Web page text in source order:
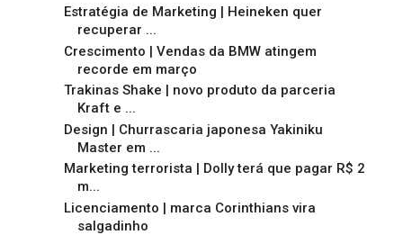
Estratégia de Marketing | Heineken quer
recuperar ...
Crescimento | Vendas da BMW atingem
recorde em março
Trakinas Shake | novo produto da parceria
Kraft e ...
Design | Churrascaria japonesa Yakiniku
Master em ...
Marketing terrorista | Dolly terá que pagar R$ 2
m...
Licenciamento | marca Corinthians vira
salgadinho